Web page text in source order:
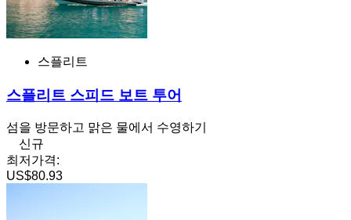
스플리트
스플리트 스피드 보트 투어
섬을 방문하고 맑은 물에서 수영하기
신규
최저가격:
US$80.93